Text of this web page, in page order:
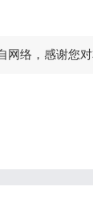
络，感谢您对